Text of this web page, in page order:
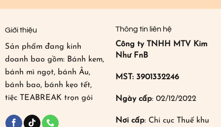
Giới thiệu
Sản phẩm đang kinh
doanh bao gồm: Bánh kem,
bánh mì ngọt, bánh Âu,
bánh bao, bánh kẹo tết,
tiệc TEABREAK trọn gói
Thông tin liên hệ
Công ty TNHH MTV Kim
Như FnB
MST: 3901332246
Ngày cấp: 02/12/2022
Nơi cấp: Chi cục Thuế khu